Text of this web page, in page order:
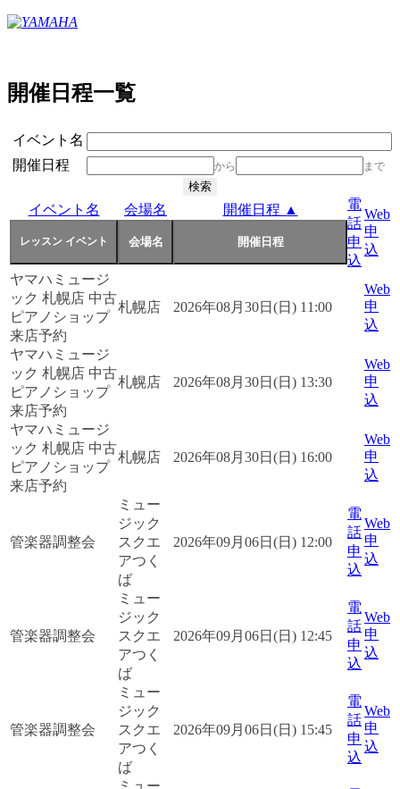
開催日程一覧
イベント名
開催日程
から まで
イベント名 会場名 開催日程 ▲
電
話
申
込
Web
申
込
ヤマハミュージ
ック 札幌店 中古
ピアノショップ
来店予約
札幌店 2026年08月30日(日) 11:00
Web
申
込
ヤマハミュージ
ック 札幌店 中古
ピアノショップ
来店予約
札幌店 2026年08月30日(日) 13:30
Web
申
込
ヤマハミュージ
ック 札幌店 中古
ピアノショップ
来店予約
札幌店 2026年08月30日(日) 16:00
Web
申
込
管楽器調整会
ミュー
ジック
スクエ
アつく
ば
2026年09月06日(日) 12:00
電
話
申
込
Web
申
込
管楽器調整会
ミュー
ジック
スクエ
アつく
ば
2026年09月06日(日) 12:45
電
話
申
込
Web
申
込
管楽器調整会
ミュー
ジック
スクエ
アつく
ば
2026年09月06日(日) 15:45
電
話
申
込
Web
申
込
ミュー